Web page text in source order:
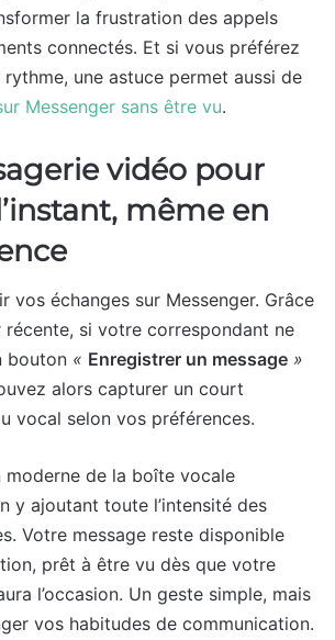
la frustration des appels
connectés. Et si vous préférez
une astuce permet aussi de
Messenger sans être vu.
vidéo pour
même en
vos échanges sur Messenger. Grâce
récente, si votre correspondant ne
bouton « Enregistrer un message »
alors capturer un court
vocal selon vos préférences.
moderne de la boîte vocale
y ajoutant toute l’intensité des
Votre message reste disponible
prêt à être vu dès que votre
l’occasion. Un geste simple, mais
vos habitudes de communication.